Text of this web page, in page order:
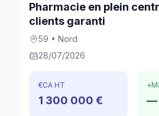
Pharmacie en plein
clients garanti
59 • Nord
28/07/2026
€CA HT
1 300 000 €
+
—